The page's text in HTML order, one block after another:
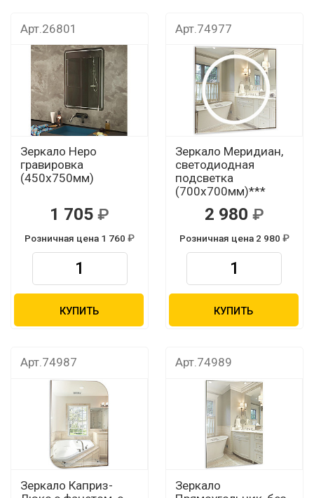
Арт.26801
Зеркало Неро
гравировка
(450х750мм)
1 705
Розничная цена 1 760
КУПИТЬ
Арт.74977
Зеркало Меридиан,
светодиодная
подсветка
(700х700мм)***
2 980
Розничная цена 2 980
КУПИТЬ
Арт.74987
Зеркало Каприз-
Арт.74989
Зеркало